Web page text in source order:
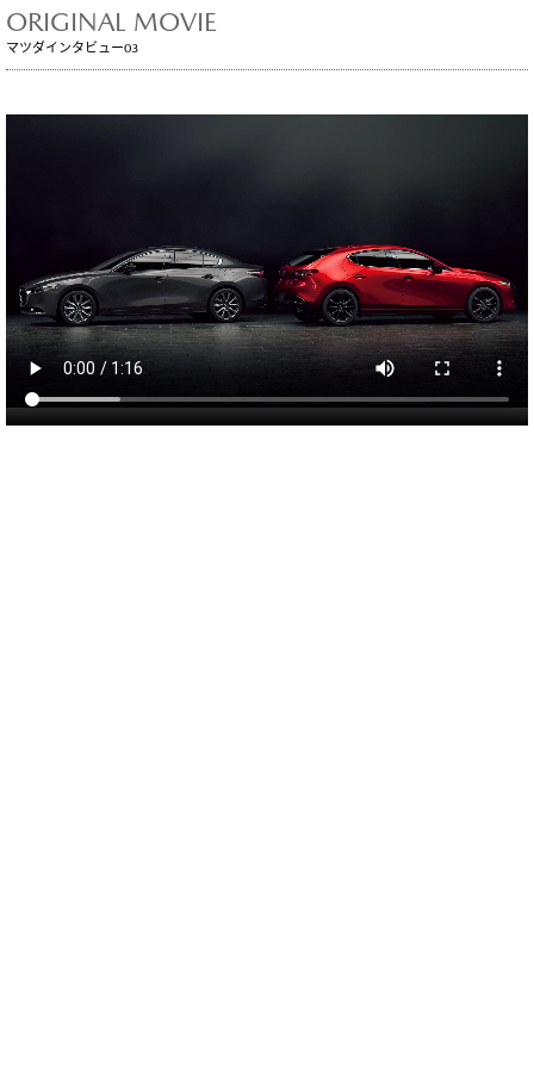
ORIGINAL MOVIE
マツダインタビュー03